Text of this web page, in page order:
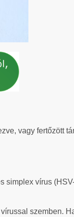
vagy fertőzött
simplex vírus
szemben.